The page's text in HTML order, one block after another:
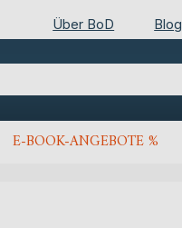
Über BoD Blog
E-BOOK-ANGEBOTE %